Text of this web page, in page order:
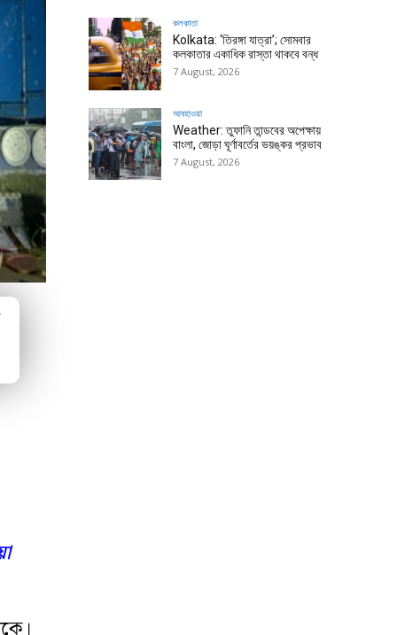
কলকাতা
Kolkata: ‘তিরঙ্গা যাত্রা’; সোমবার
কলকাতার একাধিক রাস্তা থাকবে বন্ধ
7 August, 2026
আবহাওয়া
Weather: তুফানি তান্ডবের অপেক্ষায়
বাংলা, জোড়া ঘূর্ণাবর্তের ভয়ঙ্কর প্রভাব
7 August, 2026